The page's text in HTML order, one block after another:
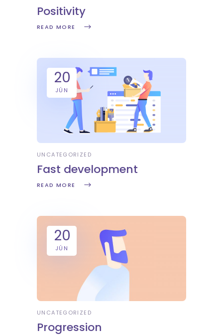
Positivity
READ MORE
20
JÚN
UNCATEGORIZED
Fast development
READ MORE
20
JÚN
UNCATEGORIZED
Progression